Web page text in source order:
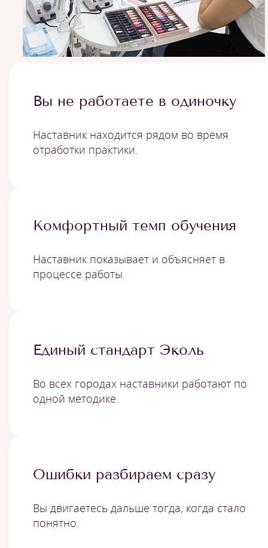
Вы не работаете в одиночку
Наставник находится рядом во время
отработки практики.
Комфортный темп обучения
Наставник показывает и объясняет в
процессе работы.
Единый стандарт Эколь
Во всех городах наставники работают по
одной методике.
Ошибки разбираем сразу
Вы двигаетесь дальше тогда, когда стало
понятно.